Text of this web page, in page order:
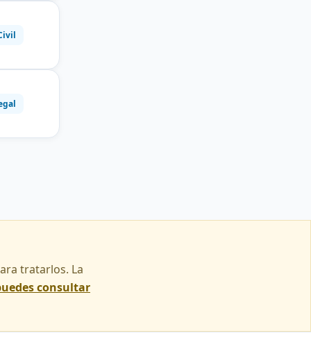
tratarlos. La
consultar